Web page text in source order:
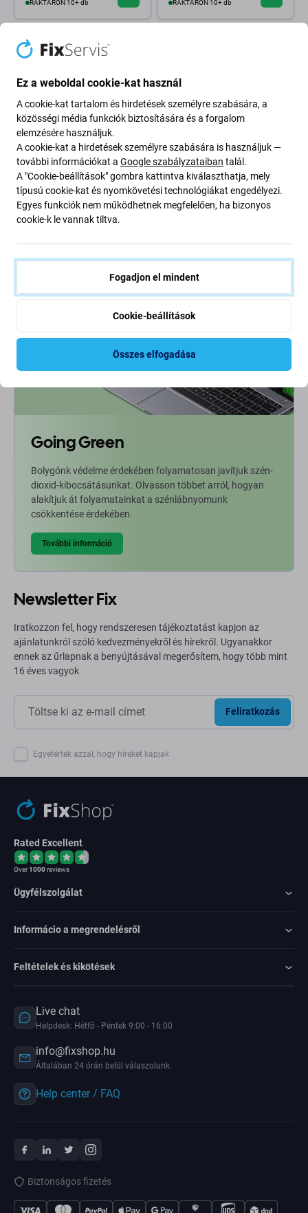
RAKTÁRON 10+ db RAKTÁRON 10+ db
Microsoft
Microsoft Xbox One S - Rubber
silicone washer gasket
400 Ft
Going Green
Bolygónk védelme érdekében folyamatosan javítjuk szén-
dioxid-kibocsátásunkat. Olvasson többet arról, hogyan
alakítjuk át folyamatainkat a szénlábnyomunk
csökkentése érdekében.
További információ
Newsletter Fix
Iratkozzon fel, hogy rendszeresen tájékoztatást kapjon az
ajánlatunkról szóló kedvezményekről és hírekről. Ugyanakkor
ennek az űrlapnak a benyújtásával megerősítem, hogy több mint
16 éves vagyok
Feliratkozás
Egyetértek azzal, hogy híreket kapjak
Rated Excellent
Over1000reviews
Ügyfélszolgálat
Informácio a megrendelésről
Feltételek és kikötések
Live chat
Helpdesk: Hétfő - Péntek 9:00 - 16:00
info@fixshop.hu
Általában 24 órán belül válaszolunk.
Help center / FAQ
Biztonságos fizetés
Ez a weboldal cookie-kat használ
A cookie-kat tartalom és hirdetések személyre szabására, a
közösségi média funkciók biztosítására és a forgalom
elemzésére használjuk.
A cookie-kat a hirdetések személyre szabására is használjuk —
további információkat a Google szabályzataiban talál.
A "Cookie-beállítások" gombra kattintva kiválaszthatja, mely
típusú cookie-kat és nyomkövetési technológiákat engedélyezi.
Egyes funkciók nem működhetnek megfelelően, ha bizonyos
cookie-k le vannak tiltva.
Fogadjon el mindent
Cookie-beállítások
Összes elfogadása